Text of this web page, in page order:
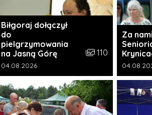
Biłgoraj dołączył
do
pielgrzymowania
na Jasną Górę
Liczba zdjęć w
110
Data dodania galerii:
04.08.2026
Za
Data